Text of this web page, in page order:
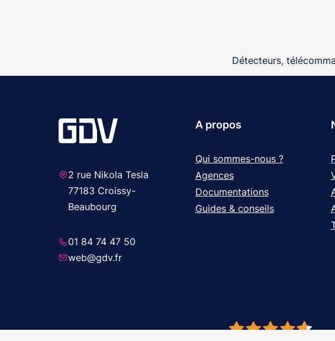
Détecteurs,
2 rue Nikola Tesla
77183 Croissy-
Beaubourg
01 84 74 47 50
web@gdv.fr
A propos
Qui sommes-nous ?
Agences
Documentations
Guides & conseils